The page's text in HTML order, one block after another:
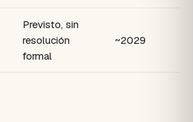
Previsto, sin
resolución
formal
~2029